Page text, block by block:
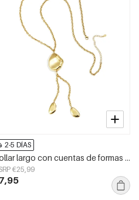
2-5 DÍAS
Collar largo con cuentas de formas orgánicas
€25,99